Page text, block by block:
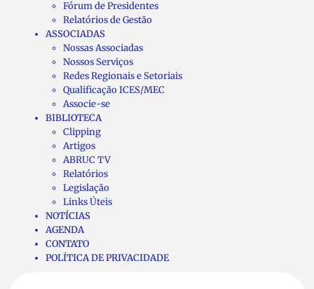
Fórum de Presidentes
Relatórios de Gestão
ASSOCIADAS
Nossas Associadas
Nossos Serviços
Redes Regionais e Setoriais
Qualificação ICES/MEC
Associe-se
BIBLIOTECA
Clipping
Artigos
ABRUC TV
Relatórios
Legislação
Links Úteis
NOTÍCIAS
AGENDA
CONTATO
POLÍTICA DE PRIVACIDADE